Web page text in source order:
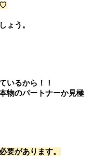
♡
ょう。
いるから！！
物のパートナーか見極
要があります。